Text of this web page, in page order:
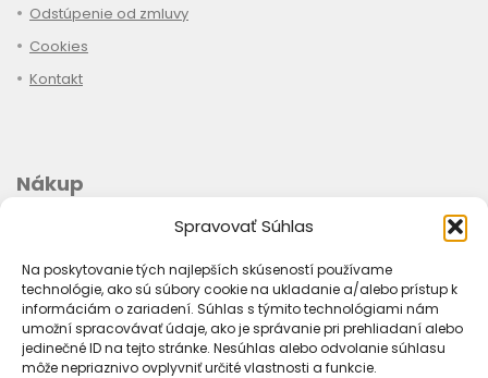
Spravovať Súhlas
Na poskytovanie tých najlepších skúseností používame
technológie, ako sú súbory cookie na ukladanie a/alebo prístup k
informáciám o zariadení. Súhlas s týmito technológiami nám
umožní spracovávať údaje, ako je správanie pri prehliadaní alebo
jedinečné ID na tejto stránke. Nesúhlas alebo odvolanie súhlasu
môže nepriaznivo ovplyvniť určité vlastnosti a funkcie.
Odstúpenie od zmluvy
Cookies
Kontakt
Nákup
Doprava
Platba
Stav objednávky